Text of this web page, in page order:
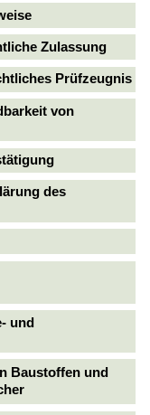
Zulassung
Prüfzeugnis
von
des
und
Baustoffen und